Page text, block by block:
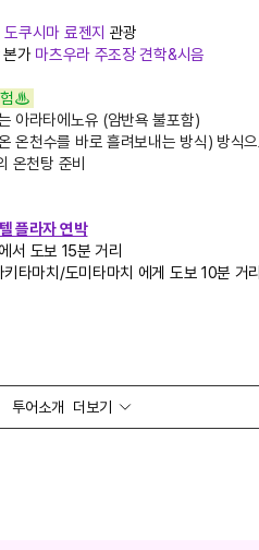
도쿠시마 료젠지 관광
가 마츠우라 주조장 견학&시음
험♨
아라타에노유 (암반욕 불포함)
온천수를 바로 흘려보내는 방식) 방식
온천탕 준비
플라자 연박
서 도보 15분 거리
타마치/도미타마치 에게 도보 10분 거리
투어소개 더보기